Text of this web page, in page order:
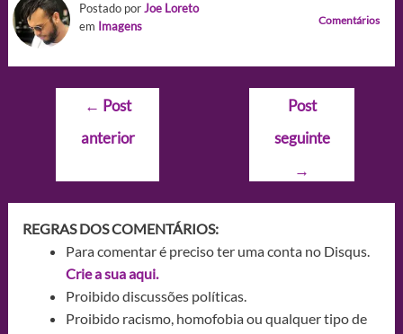
Postado porJoe Loreto
em Imagens Comentários
Navegação
Post
← Post
anterior
Post
seguinte
→
REGRAS DOS COMENTÁRIOS:
Para comentar é preciso ter uma conta no Disqus.
Crie a sua aqui.
Proibido discussões políticas.
Proibido racismo, homofobia ou qualquer tipo de